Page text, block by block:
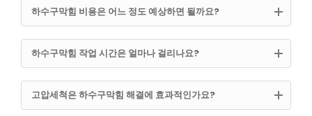
하수구막힘 비용은 어느 정도 예상하면 될까요?
하수구막힘 작업 시간은 얼마나 걸리나요?
고압세척은 하수구막힘 해결에 효과적인가요?